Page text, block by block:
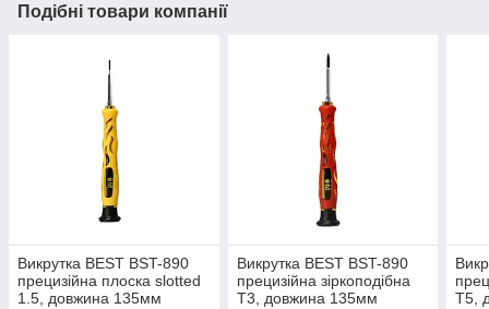
Подібні товари компанії
Викрутка BEST BST-890
прецизійна плоска slotted
1.5, довжина 135мм
Викрутка BEST BST-890
прецизійна зіркоподібна
T3, довжина 135мм
T5,